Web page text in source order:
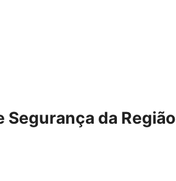
Segurança da Região